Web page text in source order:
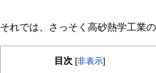
それでは、さっそく高砂熱学工業
目次 [非表示]